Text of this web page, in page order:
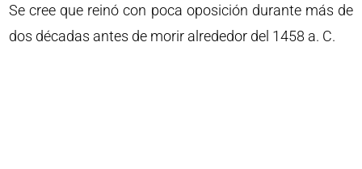
Se cree que reinó con poca oposición durante más de
dos décadas antes de morir alrededor del 1458 a. C.